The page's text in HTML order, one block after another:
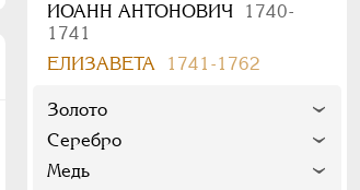
ИОАНН АНТОНОВИЧ
1740-
1741
ЕЛИЗАВЕТА
1741-1762
Золото
Серебро
Медь